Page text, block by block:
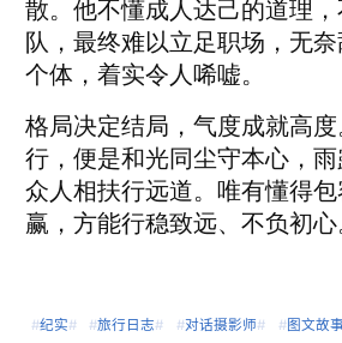
散。他不懂成人达己的道理
队，最终难以立足职场，无
个体，着实令人唏嘘。
格局决定结局，气度成就高
行，便是和光同尘守本心，雨
众人相扶行远道。唯有懂得
赢，方能行稳致远、不负初心
#纪实# #旅行日志# #对话摄影师# #图文故事